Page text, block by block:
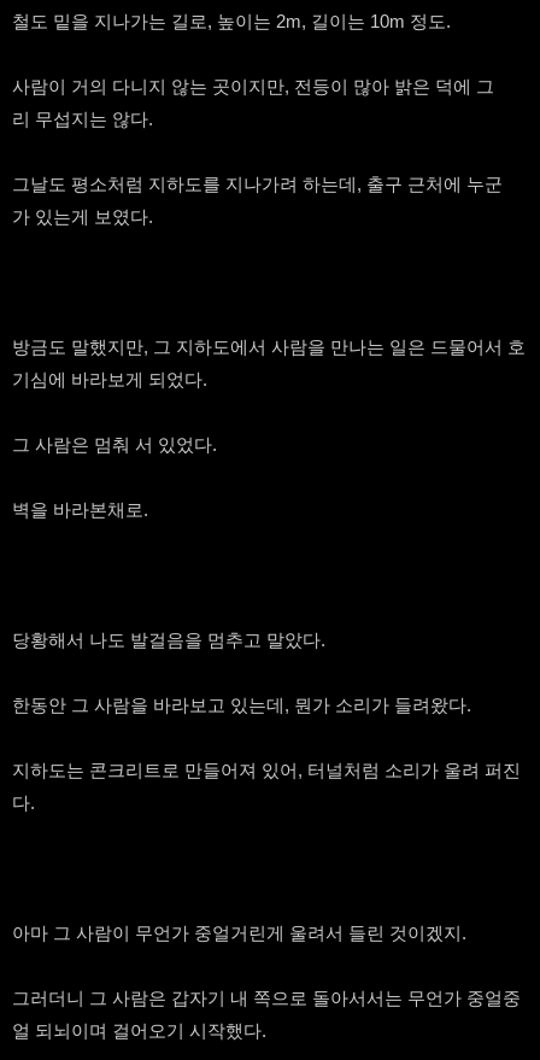
철도 밑을 지나가는 길로, 높이는 2m, 길이는 10m 정도.
사람이 거의 다니지 않는 곳이지만, 전등이 많아 밝은 덕에 그
리 무섭지는 않다.
그날도 평소처럼 지하도를 지나가려 하는데, 출구 근처에 누군
가 있는게 보였다.
방금도 말했지만, 그 지하도에서 사람을 만나는 일은 드물어서 호
기심에 바라보게 되었다.
그 사람은 멈춰 서 있었다.
벽을 바라본채로.
당황해서 나도 발걸음을 멈추고 말았다.
한동안 그 사람을 바라보고 있는데, 뭔가 소리가 들려왔다.
지하도는 콘크리트로 만들어져 있어, 터널처럼 소리가 울려 퍼진
다.
아마 그 사람이 무언가 중얼거린게 울려서 들린 것이겠지.
그러더니 그 사람은 갑자기 내 쪽으로 돌아서서는 무언가 중얼중
얼 되뇌이며 걸어오기 시작했다.